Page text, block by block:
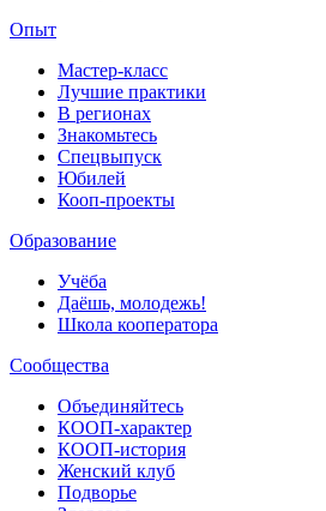
Опыт
Мастер-класс
Лучшие практики
В регионах
Знакомьтесь
Спецвыпуск
Юбилей
Кооп-проекты
Образование
Учёба
Даёшь, молодежь!
Школа кооператора
Сообщества
Объединяйтесь
КООП-характер
КООП-история
Женский клуб
Подворье